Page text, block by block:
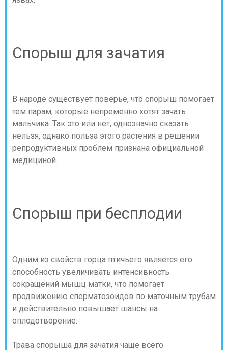
Спорыш для зачатия
В народе существует поверье, что спорыш помогает
тем парам, которые непременно хотят зачать
мальчика. Так это или нет, однозначно сказать
нельзя, однако польза этого растения в решении
репродуктивных проблем признана официальной
медициной.
Спорыш при бесплодии
Одним из свойств горца птичьего является его
способность увеличивать интенсивность
сокращений мышц матки, что помогает
продвижению сперматозоидов по маточным трубам
и действительно повышает шансы на
оплодотворение.
Трава спорыша для зачатия чаще всего